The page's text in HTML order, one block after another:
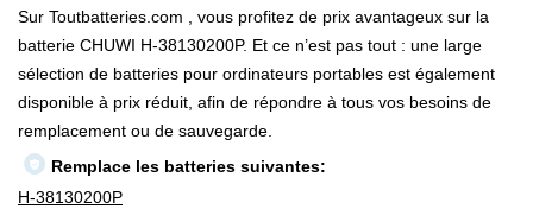
Sur Toutbatteries.com , vous profitez de prix avantageux sur la
batterie CHUWI H-38130200P. Et ce n’est pas tout : une large
sélection de batteries pour ordinateurs portables est également
disponible à prix réduit, afin de répondre à tous vos besoins de
remplacement ou de sauvegarde.
Remplace les batteries suivantes:
H-38130200P